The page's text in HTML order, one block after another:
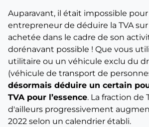
Auparavant, il était impossible pour
entrepreneur de déduire la TVA sur
achetée dans le cadre de son
dorénavant possible ! Que vous
utilitaire ou un véhicule exclu du
(véhicule de transport de
désormais déduire un certain
TVA pour l’essence. La fraction de
d'ailleurs progressivement
2022 selon un calendrier établi.